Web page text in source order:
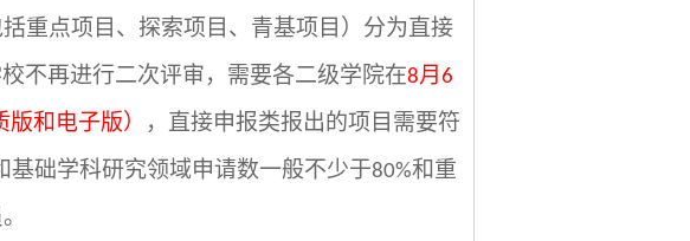
重点项目、探索项目、青基项目）分为直接
不再进行二次评审，需要各二级学院在8月 6
版和电子版）
，直接申报类报出的项目需要符
基础学科研究领域申请数一般不少于80%和重